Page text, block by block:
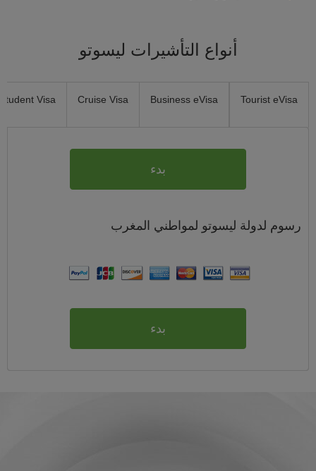
أنواع التأشيرات ليسوتو
Tourist eVisa
Business eVisa
Cruise Visa
Student Visa
بدء
رسوم لدولة ليسوتو لمواطني المغرب
بدء